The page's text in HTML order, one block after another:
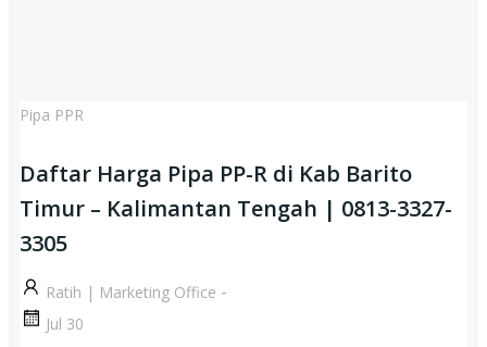
Pipa PPR
Daftar Harga Pipa PP-R di Kab Barito
Timur – Kalimantan Tengah | 0813-3327-
3305
Ratih | Marketing Office -
Jul 30